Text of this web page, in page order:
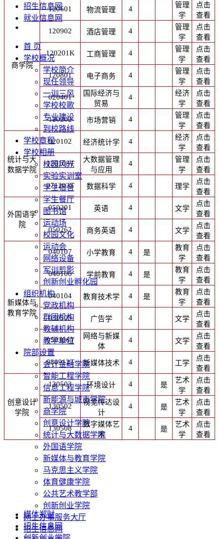
招生信息网
就业信息网
首 页
学校概况
学校简介
现任领导
一训三风
学校校歌
专业建设
到校路线
学校章程
学校相册
校园风光
实验实训室
学生宿舍
学生餐厅
图书馆
运动场
校园文化
运动会
网络设备
军训剪影
创新创业孵化园
组织机构
党政机构
群团机构
教辅机构
教学单位
院部设置
会计金融学院
智能工程学院
信息工程学院
新能源与城市学院
商学院
创意设计学院
统计与大数据学院
外国语学院
新媒体与教育学院
马克思主义学院
体育健康学院
公共艺术教学部
创新创业学院
网上办事服务大厅
招生信息网
商学院
120601 物流管理 4
管理
学
点击
查看
120902
酒店管理 4
管理
学
点击
查看
120201K
工商管理 4
管理
学
点击
查看
120801
电子商务 4
管理
学
点击
查看
020401
国际经济与
贸易
4
经济
学
点击
查看
120202
市场营销 4
管理
学
点击
查看
统计与大
数据学院
020102 经济统计学 4
经济
学
点击
查看
120108T
大数据管理
与应用
4
管理
学
点击
查看
071203T
数据科学 4 理学
点击
查看
外国语学
院
050201 英语 4 文学
点击
查看
050262
商务英语 4 文学
点击
查看
新媒体与
教育学院
040107 小学教育 4 是
教育
学
点击
查看
040106
学前教育 4 是
教育
学
点击
查看
040104
教育技术学 4 是
教育
学
点击
查看
050303
广告学 4 文学
点击
查看
050306T
网络与新媒
体
4 文学
点击
查看
080912T
新媒体技术 4 工学
点击
查看
创意设计
学院
130503 环境设计 4 是
艺术
学
点击
查看
130502
视觉传达设
计
4 是
艺术
学
点击
查看
130508
数字媒体艺
术
4 是
艺术
学
点击
查看
媒体郑财
招生信息网